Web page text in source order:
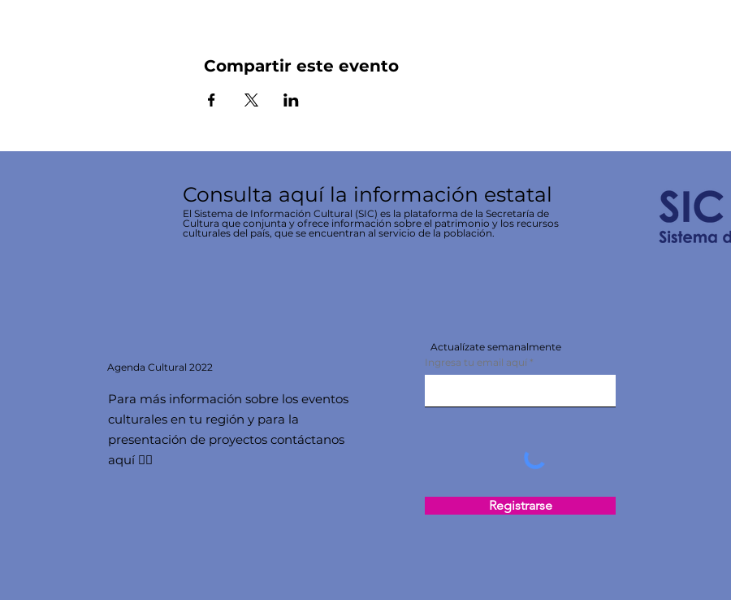
Compartir este evento
Consulta aquí la información estatal
El Sistema de Información Cultural (SIC) es la plataforma de la Secretaría de
Cultura que conjunta y ofrece información sobre el patrimonio y los recursos
culturales del país, que se encuentran al servicio de la población.
AgendaCultural 2022
Para más información sobre los eventos
culturales en tu región y para la
presentación de proyectos contáctanos
aquí 👇🏻
Actualízate semanalmente
Ingresa tu email aquí
Registrarse